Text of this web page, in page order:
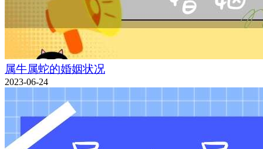
属牛属蛇的婚姻状况
2023-06-24